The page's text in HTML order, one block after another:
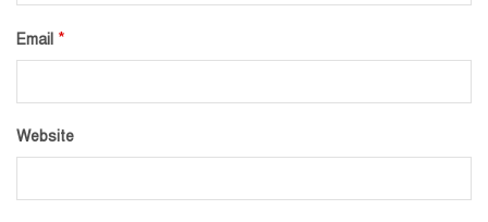
Email *
Website